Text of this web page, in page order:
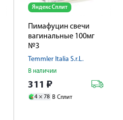
Яндекс Сплит
Пимафуцин свечи
вагинальные 100мг
№3
Temmler Italia S.r.L.
В наличии
311 ₽
4 × 78 В Сплит